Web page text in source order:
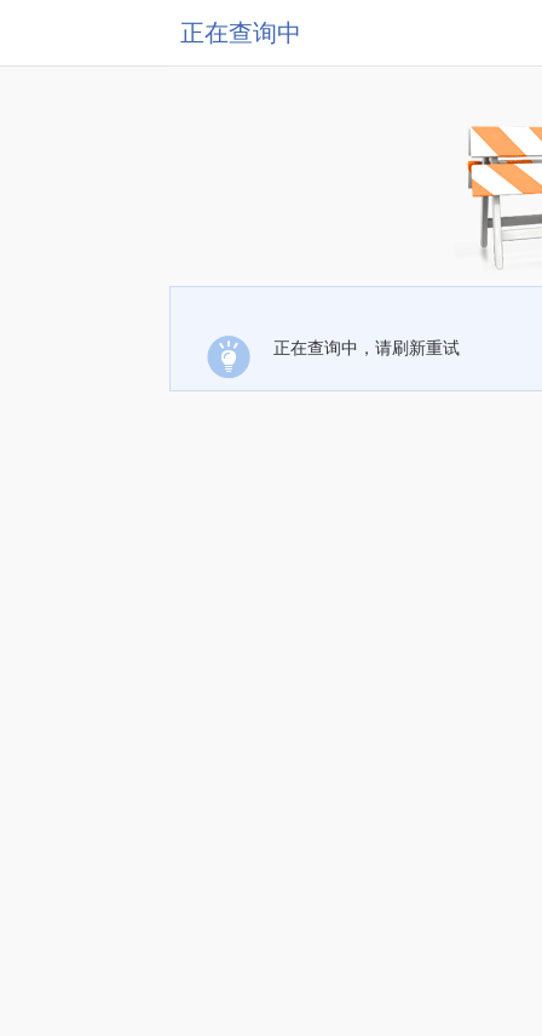
正在查询中
正在查询中，请刷新重试